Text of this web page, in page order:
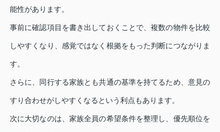
能性があります。
事前に確認項目を書き出しておくことで、複数の物件を比較
しやすくなり、感覚ではなく根拠をもった判断につながりま
す。
さらに、同行する家族とも共通の基準を持てるため、意見の
すり合わせがしやすくなるという利点もあります。
次に大切なのは、家族全員の希望条件を整理し、優先順位を